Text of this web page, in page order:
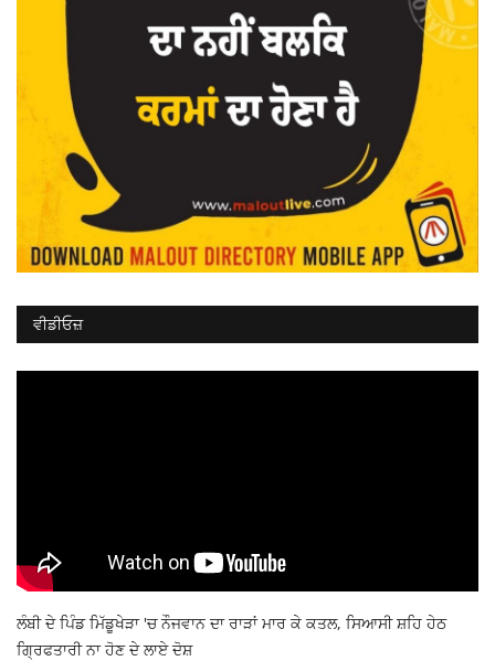
ਵੀਡੀਓਜ਼
ਲੰਬੀ ਦੇ ਪਿੰਡ ਮਿੱਡੂਖੇੜਾ 'ਚ ਨੌਜਵਾਨ ਦਾ ਰਾੜਾਂ ਮਾਰ ਕੇ ਕਤਲ, ਸਿਆਸੀ ਸ਼ਹਿ ਹੇਠ
ਗ੍ਰਿਫਤਾਰੀ ਨਾ ਹੋਣ ਦੇ ਲਾਏ ਦੋਸ਼